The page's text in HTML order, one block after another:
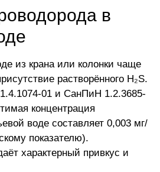
в
из крана или колонки чаще
растворённого H₂S.
01 и СанПиН 1.2.3685-
концентрация
воде составляет 0,003 мг/
показателю).
характерный привкус и